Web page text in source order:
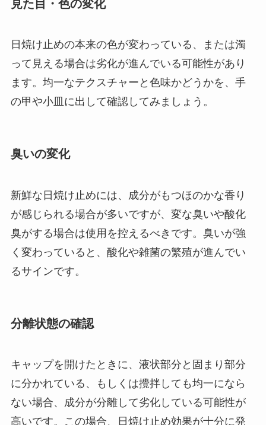
見た目・色の変化
日焼け止めの本来の色が変わっている、または濁
って見える場合は劣化が進んでいる可能性があり
ます。均一なテクスチャーと色味かどうかを、手
の甲や小皿に出して確認してみましょう。
臭いの変化
新鮮な日焼け止めには、成分がもつほのかな香り
が感じられる場合が多いですが、変な臭いや酸化
臭がする場合は使用を控えるべきです。臭いが強
く変わっていると、酸化や雑菌の繁殖が進んでい
るサインです。
分離状態の確認
キャップを開けたときに、液状部分と固まり部分
に分かれている、もしくは攪拌しても均一になら
ない場合、成分が分離して劣化している可能性が
高いです。この場合、日焼け止め効果が十分に発